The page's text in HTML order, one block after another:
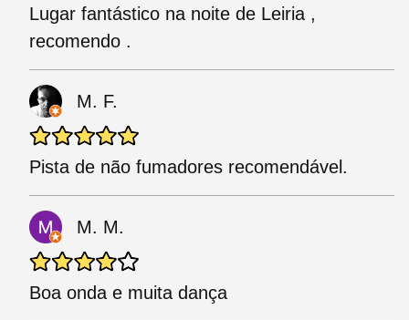
Lugar fantástico na noite de Leiria ,
recomendo .
M. F.
Pista de não fumadores recomendável.
M. M.
Boa onda e muita dança